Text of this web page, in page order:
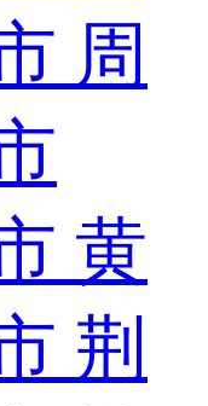
周
黄
荆